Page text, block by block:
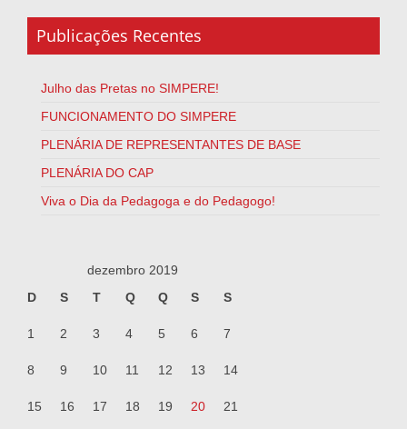
Publicações Recentes
Julho das Pretas no SIMPERE!
FUNCIONAMENTO DO SIMPERE
PLENÁRIA DE REPRESENTANTES DE BASE
PLENÁRIA DO CAP
Viva o Dia da Pedagoga e do Pedagogo!
dezembro 2019
D
S T Q Q S S
1 2 3 4 5 6 7
8 9 10 11 12 13 14
15 16 17 18 19 20 21